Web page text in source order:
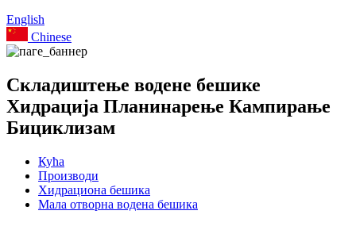
English
Chinese
Складиштење водене бешике
Хидрација Планинарење Кампирање
Бициклизам
Кућа
Производи
Хидрациона бешика
Мала отворна водена бешика